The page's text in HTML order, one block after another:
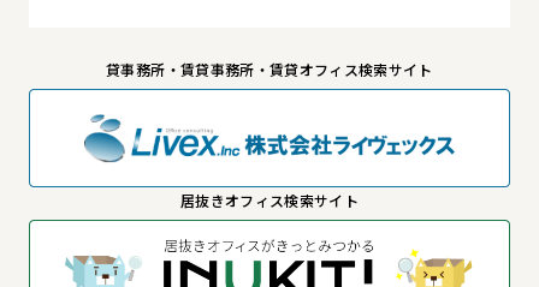
貸事務所・賃貸事務所・賃貸オフィス検索サイト
居抜きオフィス検索サイト